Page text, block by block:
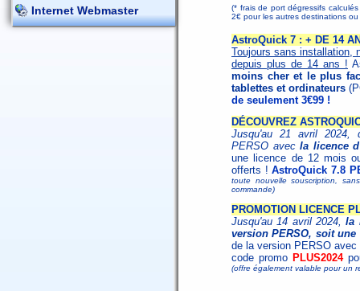
Internet Webmaster
(* frais de port dégressifs
2€ pour les autres destinations
AstroQuick 7 : + DE 14
Toujours sans installation,
depuis plus de 14 ans !
moins cher et le plus
tablettes et ordinateurs
de seulement 3€99 !
DÉCOUVREZ
Jusqu'au 21 avril 2024,
PERSO avec la licence
une licence de 12 mois
offerts !AstroQuick 7.8
toute nouvelle souscription,
commande)
PROMOTION LICENCE
Jusqu'au 14 avril 2024,la
version PERSO, soit
de la version PERSO
code promo PLUS2024
(offre également valable pour un